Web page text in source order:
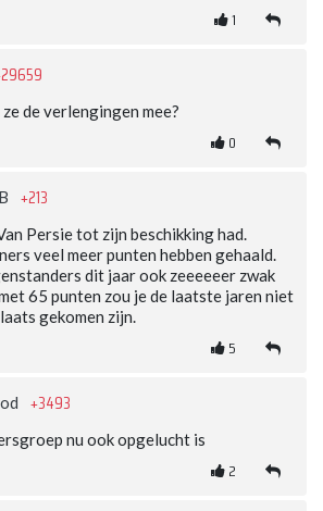
1
de verlengingen mee?
0
+213
Persie tot zijn beschikking had.
veel meer punten hebben gehaald.
dit jaar ook zeeeeeer zwak
65 punten zou je de laatste jaren niet
gekomen zijn.
5
+3493
nu ook opgelucht is
2